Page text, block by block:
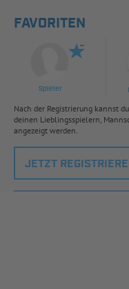
FAVORITEN
Spieler
Nach der Registrierung kannst
deinen Lieblingsspielern,
angezeigt werden.
JETZT